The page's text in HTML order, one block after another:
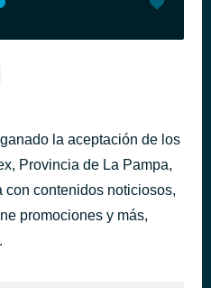
la aceptación de los
Provincia de La Pampa,
con contenidos noticiosos,
promociones y más,